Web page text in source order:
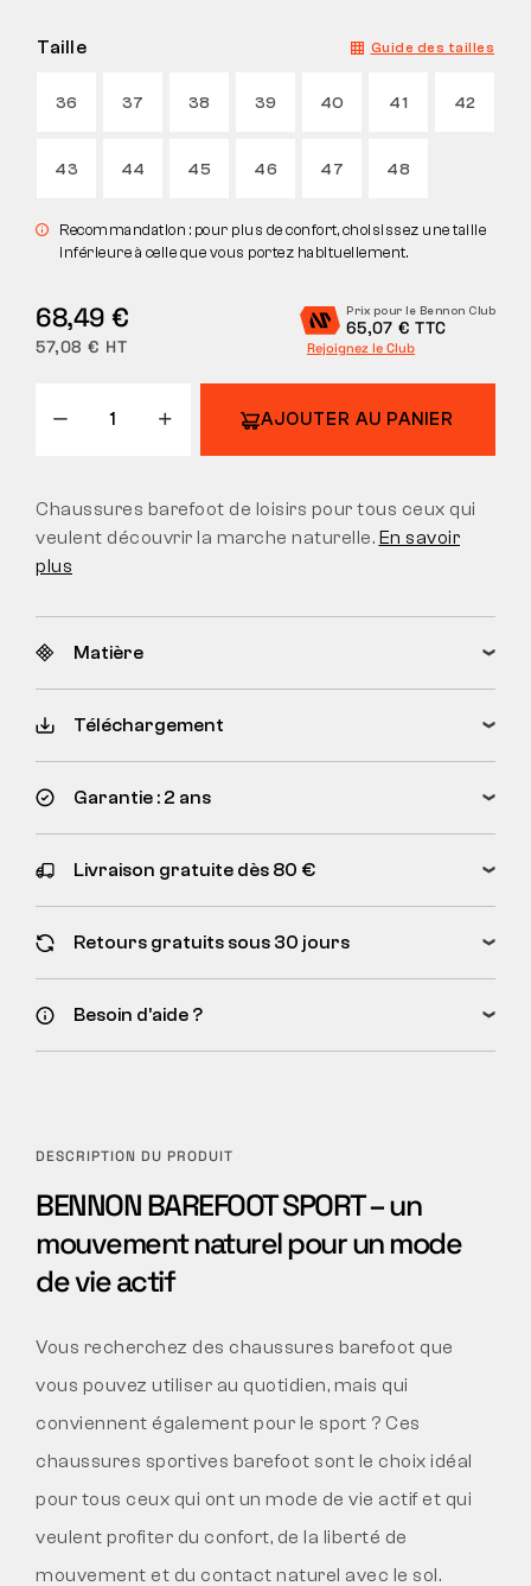
Taille Guide des tailles
36 37 38 39 40 41 42
43 44 45 46 47 48
Recommandation : pour plus de confort, choisissez une taille
inférieure à celle que vous portez habituellement.
68,49 €
57,08 € HT
Prix pour le Bennon Club
65,07 € TTC
Rejoignez le Club
AJOUTER AU PANIER
Chaussures barefoot de loisirs pour tous ceux qui
veulent découvrir la marche naturelle. En savoir
plus
Matière
Téléchargement
Garantie : 2 ans
Livraison gratuite dès 80 €
Retours gratuits sous 30 jours
Besoin d’aide ?
DESCRIPTION DU PRODUIT
BENNON BAREFOOT SPORT – un
mouvement naturel pour un mode
de vie actif
Vous recherchez des chaussures barefoot que
vous pouvez utiliser au quotidien, mais qui
conviennent également pour le sport ? Ces
chaussures sportives barefoot sont le choix idéal
pour tous ceux qui ont un mode de vie actif et qui
veulent profiter du confort, de la liberté de
mouvement et du contact naturel avec le sol.